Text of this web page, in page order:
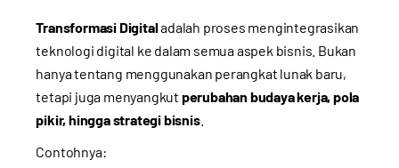
Transformasi Digitaladalah proses mengintegrasikan
teknologi digital ke dalam semua aspek bisnis. Bukan
hanya tentang menggunakan perangkat lunak baru,
tetapi juga menyangkut perubahan budaya kerja, pola
pikir, hingga strategi bisnis.
Contohnya: